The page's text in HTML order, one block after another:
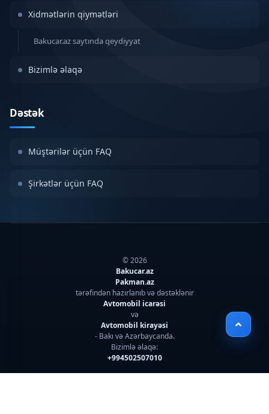
Xidmətlərin qiymətləri
Bakucar.az saytında qeydiyyat
Bizimlə əlaqə
Dəstək
Müştərilər üçün FAQ
Şirkətlər üçün FAQ
© 2026
Bakucar.az
Pakman.az
tərəfindən hazırlanıb və dəstəklənir
Avtomobil icarəsi
və
Avtomobil kirayəsi
- Bakı və Azərbaycanda.
Bizimlə əlaqə:
+994502507010